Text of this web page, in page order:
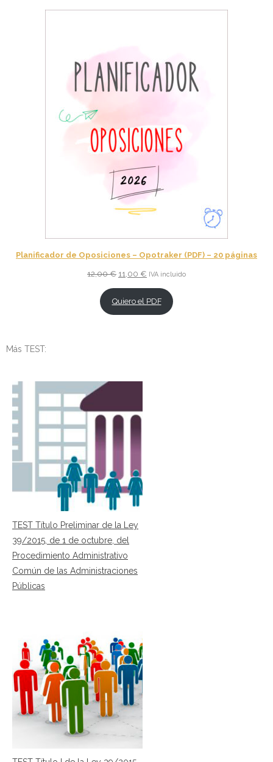
Planificador de Oposiciones – Opotraker (PDF) – 20 páginas
12,00€ El
precio
original
era:
11,00 € El
precio
actual
es:
IVA incluido
Quiero el PDF
Más TEST:
TEST Título Preliminar de la Ley
39/2015, de 1 de octubre, del
Procedimiento Administrativo
Común de las Administraciones
Públicas